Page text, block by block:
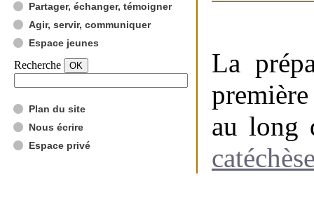
Partager, échanger, témoigner
Agir, servir, communiquer
Espace jeunes
Recherche
Plan du site
Nous écrire
Espace privé
La
au long